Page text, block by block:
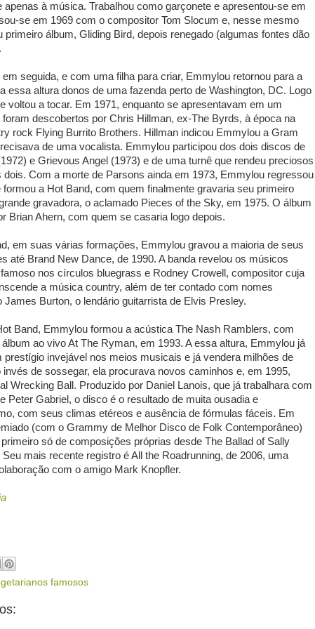
apenas à música. Trabalhou como garçonete e apresentou-se em
se em 1969 com o compositor Tom Slocum e, nesse mesmo
primeiro álbum, Gliding Bird, depois renegado (algumas fontes dão
seguida, e com uma filha para criar, Emmylou retornou para a
essa altura donos de uma fazenda perto de Washington, DC. Logo
voltou a tocar. Em 1971, enquanto se apresentavam em um
foram descobertos por Chris Hillman, ex-The Byrds, à época na
rock Flying Burrito Brothers. Hillman indicou Emmylou a Gram
de uma vocalista. Emmylou participou dos dois discos de
e Grievous Angel (1973) e de uma turnê que rendeu preciosos
dois. Com a morte de Parsons ainda em 1973, Emmylou regressou
formou a Hot Band, com quem finalmente gravaria seu primeiro
gravadora, o aclamado Pieces of the Sky, em 1975. O álbum
Brian Ahern, com quem se casaria logo depois.
em suas várias formações, Emmylou gravou a maioria de seus
até Brand New Dance, de 1990. A banda revelou os músicos
nos círculos bluegrass e Rodney Crowell, compositor cuja
a música country, além de ter contado com nomes
James Burton, o lendário guitarrista de Elvis Presley.
Band, Emmylou formou a acústica The Nash Ramblers, com
ao vivo At The Ryman, em 1993. A essa altura, Emmylou já
prestígio invejável nos meios musicais e já vendera milhões de
de sossegar, ela procurava novos caminhos e, em 1995,
Wrecking Ball. Produzido por Daniel Lanois, que já trabalhara com
Peter Gabriel, o disco é o resultado de muita ousadia e
com seus climas etéreos e ausência de fórmulas fáceis. Em
(com o Grammy de Melhor Disco de Folk Contemporâneo)
só de composições próprias desde The Ballad of Sally
Seu mais recente registro é All the Roadrunning, de 2006, uma
com o amigo Mark Knopfler.
famosos